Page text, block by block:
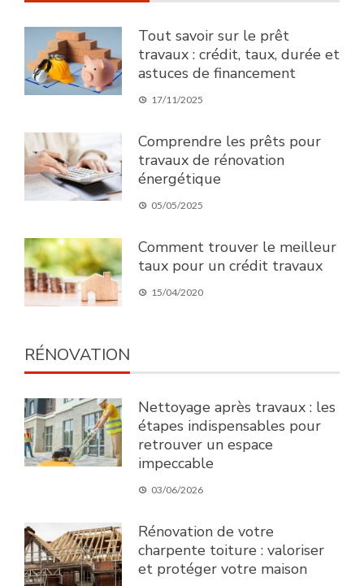
Tout savoir sur le prêt
travaux : crédit, taux, durée et
astuces de financement
17/11/2025
Comprendre les prêts pour
travaux de rénovation
énergétique
05/05/2025
Comment trouver le meilleur
taux pour un crédit travaux
15/04/2020
RÉNOVATION
Nettoyage après travaux : les
étapes indispensables pour
retrouver un espace
impeccable
03/06/2026
Rénovation de votre
charpente toiture : valoriser
et protéger votre maison